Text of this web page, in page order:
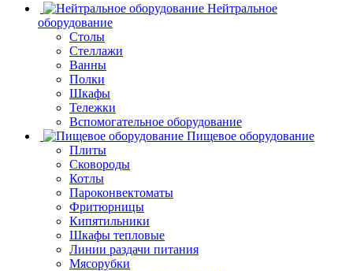
Нейтральное
оборудование
Столы
Стеллажи
Ванны
Полки
Шкафы
Тележки
Вспомогательное оборудование
Пищевое оборудование
Плиты
Сковороды
Котлы
Пароконвектоматы
Фритюрницы
Кипятильники
Шкафы тепловые
Линии раздачи питания
Мясорубки